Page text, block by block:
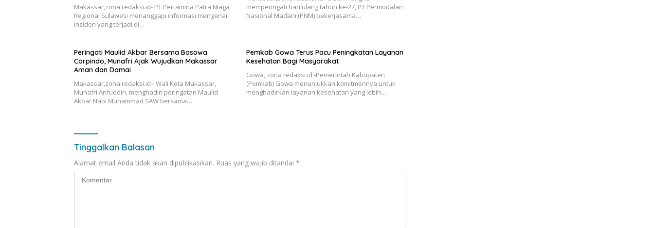
Makassar,zona redaksi.id- PT Pertamina Patra Niaga
Regional Sulawesi menanggapi informasi mengenai
insiden yang terjadi di…
memperingati hari ulang tahun ke-27, PT Permodalan
Nasional Madani (PNM) bekerjasama…
Peringati Maulid Akbar Bersama Bosowa
Corpindo, Munafri Ajak Wujudkan Makassar
Aman dan Damai
Makassar,zona redaksi.id– Wali Kota Makassar,
Munafri Arifuddin, menghadiri peringatan Maulid
Akbar Nabi Muhammad SAW bersama…
Pemkab Gowa Terus Pacu Peningkatan Layanan
Kesehatan Bagi Masyarakat
Gowa, zona redaksi.id -Pemerintah Kabupaten
(Pemkab) Gowa menunjukkan komitmennya untuk
menghadirkan layanan kesehatan yang lebih…
Tinggalkan Balasan
Alamat email Anda tidak akan dipublikasikan. Ruas yang wajib ditandai *